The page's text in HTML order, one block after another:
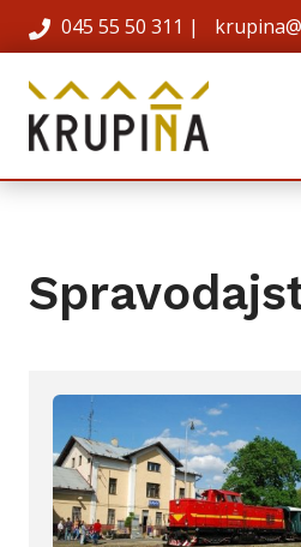
045 55 50 311 |